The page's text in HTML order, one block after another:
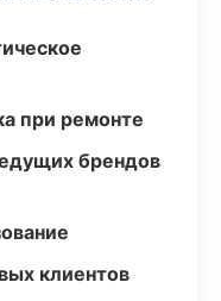
при ремонте
брендов
клиентов